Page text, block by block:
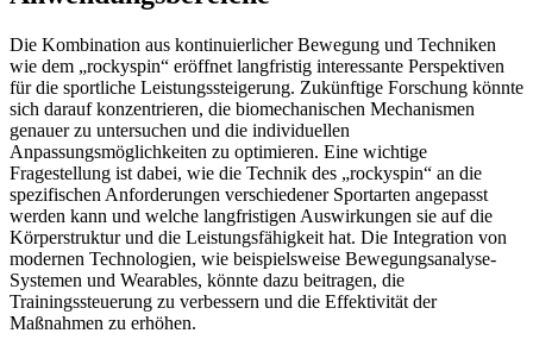
Die Kombination aus kontinuierlicher Bewegung und Techniken
wie dem „rockyspin“ eröffnet langfristig interessante Perspektiven
für die sportliche Leistungssteigerung. Zukünftige Forschung könnte
sich darauf konzentrieren, die biomechanischen Mechanismen
genauer zu untersuchen und die individuellen
Anpassungsmöglichkeiten zu optimieren. Eine wichtige
Fragestellung ist dabei, wie die Technik des „rockyspin“ an die
spezifischen Anforderungen verschiedener Sportarten angepasst
werden kann und welche langfristigen Auswirkungen sie auf die
Körperstruktur und die Leistungsfähigkeit hat. Die Integration von
modernen Technologien, wie beispielsweise Bewegungsanalyse-
Systemen und Wearables, könnte dazu beitragen, die
Trainingssteuerung zu verbessern und die Effektivität der
Maßnahmen zu erhöhen.